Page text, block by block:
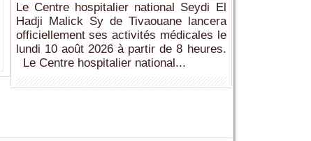
Le Centre hospitalier national Seydi El
Hadji Malick Sy de Tivaouane lancera
officiellement ses activités médicales le
lundi 10 août 2026 à partir de 8 heures.
Le Centre hospitalier national...